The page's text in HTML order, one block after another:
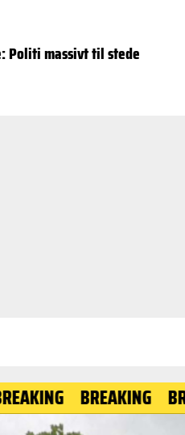
Politi massivt til stede
BREAKING BREAKING